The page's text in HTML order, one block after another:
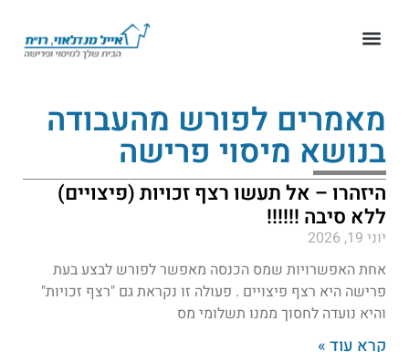
מאמרים לפורש מהעבודה
בנושא מיסוי פרישה
היזהרו – אל תעשו רצף זכויות (פיצויים)
ללא סיבה !!!!!!
יוני 19, 2026
אחת האפשרויות שמס הכנסה מאפשר לפורש לבצע בעת
פרישה היא רצף פיצויים . פעולה זו נקראת גם "רצף זכויות"
והיא נועדה לחסוך ממנו תשלומי מס
קרא עוד »